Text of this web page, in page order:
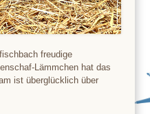
freudige
Lämmchen hat das
ist überglücklich über